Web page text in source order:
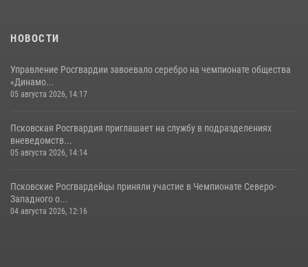
23 июля 2026, 13:19
НОВОСТИ
Управление Росгвардии завоевало серебро на чемпионате общества
«Динамо...
05 августа 2026, 14:17
Псковская Росгвардия приглашает на службу в подразделениях
вневедомств...
05 августа 2026, 14:14
Псковские Росгвардейцы приняли участие в Чемпионате Северо-
Западного о...
04 августа 2026, 12:16